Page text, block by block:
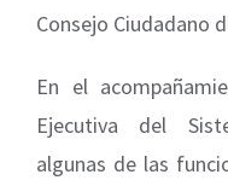
Consejo Ciudadano
En el
Ejecutiva del
algunas de las